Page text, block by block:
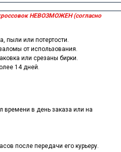
НЕВОЗМОЖЕН (согласно
пыли или потертости.
от использования.
или срезаны бирки.
14 дней.
времени в день заказа или на
после передачи его курьеру.